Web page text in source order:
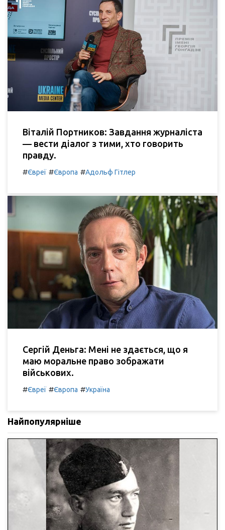
Віталій Портников: Завдання журналіста
— вести діалог з тими, хто говорить
правду.
#Євреї #Європа #Адольф Гітлер
Сергій Деньга: Мені не здається, що я
маю моральне право зображати
військових.
#Євреї #Європа #Україна
Найпопулярніше